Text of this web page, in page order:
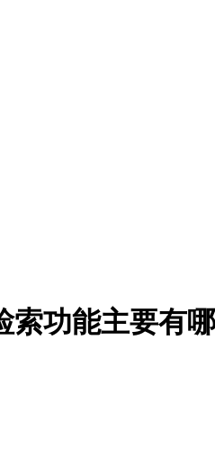
索功能主要有